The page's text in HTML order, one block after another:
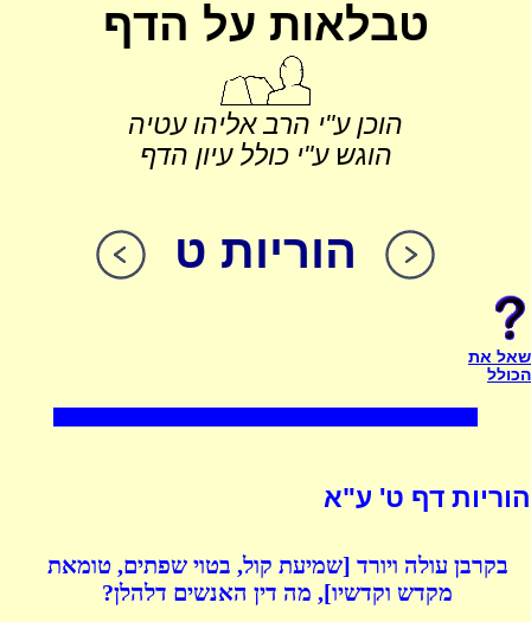
טבלאות על הדף
הוכן ע"י הרב אליהו עטיה
הוגש ע"י כולל עיון הדף
הוריות ט
שאל את
הכולל
הוריות דף ט' ע"א
בקרבן עולה ויורד [שמיעת קול, בטוי שפתים, טומאת
מקדש וקדשיו], מה דין האנשים דלהלן?